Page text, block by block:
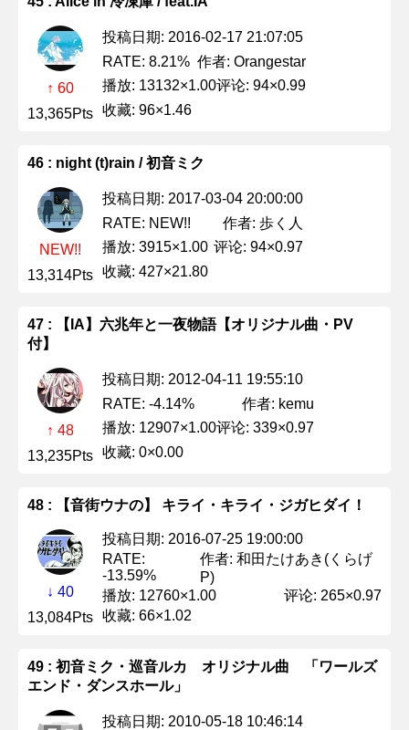
↑ 60
13,365Pts
投稿日期: 2016-02-17 21:07:05
RATE: 8.21% 作者: Orangestar
播放: 13132×1.00评论: 94×0.99
收藏: 96×1.46
46 : night (t)rain / 初音ミク
NEW!!
13,314Pts
投稿日期: 2017-03-04 20:00:00
RATE: NEW!!
作者: 歩く人
播放: 3915×1.00 评论: 94×0.97
收藏: 427×21.80
47 : 【IA】六兆年と一夜物語【オリジナル曲・PV
付】
↑ 48
13,235Pts
投稿日期: 2012-04-11 19:55:10
RATE: -4.14%
作者: kemu
播放: 12907×1.00评论: 339×0.97
收藏: 0×0.00
48 : 【音街ウナの】 キライ・キライ・ジガヒダイ！
↓ 40
13,084Pts
投稿日期: 2016-07-25 19:00:00
RATE:
-13.59%
作者: 和田たけあき(くらげ
P)
播放: 12760×1.00
评论: 265×0.97
收藏: 66×1.02
49 : 初音ミク・巡音ルカ オリジナル曲 「ワールズ
エンド・ダンスホール」
投稿日期: 2010-05-18 10:46:14